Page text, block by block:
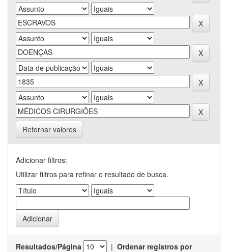
Retornar valores
Adicionar filtros:
Utilizar filtros para refinar o resultado de busca.
Resultados/Página | Ordenar registros por